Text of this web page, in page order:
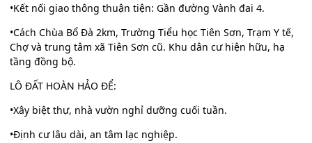
•Kết nối giao thông thuận tiện: Gần đường Vành đai 4.
•Cách Chùa Bổ Đà 2km, Trường Tiểu học Tiên Sơn, Trạm Y tế,
Chợ và trung tâm xã Tiên Sơn cũ. Khu dân cư hiện hữu, hạ
tầng đồng bộ.
LÔ ĐẤT HOÀN HẢO ĐỂ:
•Xây biệt thự, nhà vườn nghỉ dưỡng cuối tuần.
•Định cư lâu dài, an tâm lạc nghiệp.